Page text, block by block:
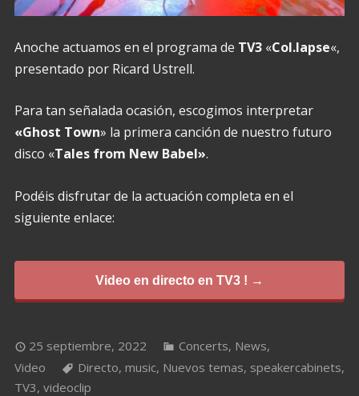
Anoche actuamos en el programa de TV3«Col.lapse«,
presentado por Ricard Ustrell.
Para tan señalada ocasión, escogimos interpretar
«Ghost Town» la primera canción de nuestro futuro
disco «Tales from New Babel».
Podéis disfrutar de la actuación completa en el
siguiente enlace:
Video en directo en TV3 ! →
25 septiembre, 2022 Concerts, News,
Video
Directo, music, Nuevos temas, speakercabinets,
TV3, videoclip